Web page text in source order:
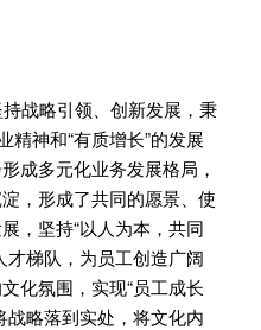
战略引领、创新发展，秉
精神和“有质增长”的发展
成多元化业务发展格局，
，形成了共同的愿景、使
，坚持“以人为本，共同
才梯队，为员工创造广阔
化氛围，实现“员工成长
战略落到实处，将文化内